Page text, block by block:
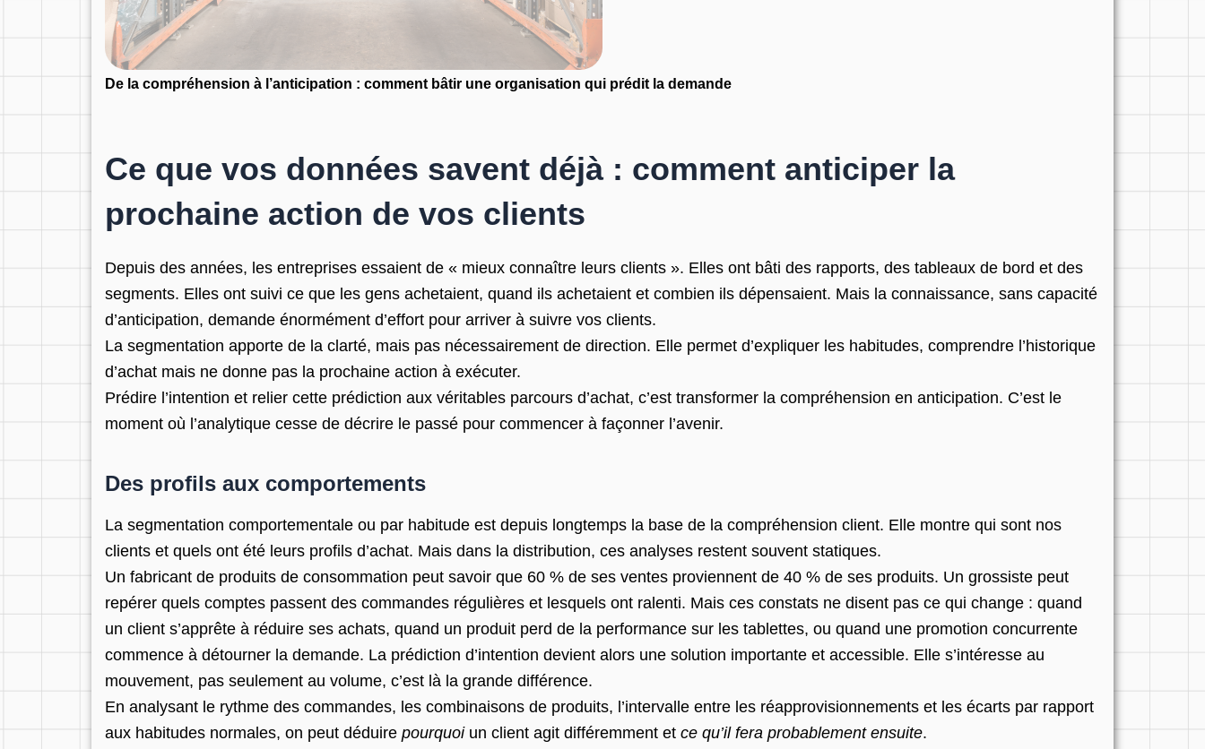
De la compréhension à l’anticipation : comment bâtir une organisation qui prédit la demande
Ce que vos données savent déjà : comment anticiper la
prochaine action de vos clients
Depuis des années, les entreprises essaient de « mieux connaître leurs clients ». Elles ont bâti des rapports, des tableaux de bord et des
segments. Elles ont suivi ce que les gens achetaient, quand ils achetaient et combien ils dépensaient. Mais la connaissance, sans capacité
d’anticipation, demande énormément d’effort pour arriver à suivre vos clients.
La segmentation apporte de la clarté, mais pas nécessairement de direction. Elle permet d’expliquer les habitudes, comprendre l’historique
d’achat mais ne donne pas la prochaine action à exécuter.
Prédire l’intention et relier cette prédiction aux véritables parcours d’achat, c’est transformer la compréhension en anticipation. C’est le
moment où l’analytique cesse de décrire le passé pour commencer à façonner l’avenir.
Des profils aux comportements
La segmentation comportementale ou par habitude est depuis longtemps la base de la compréhension client. Elle montre qui sont nos
clients et quels ont été leurs profils d’achat. Mais dans la distribution, ces analyses restent souvent statiques.
Un fabricant de produits de consommation peut savoir que 60 % de ses ventes proviennent de 40 % de ses produits. Un grossiste peut
repérer quels comptes passent des commandes régulières et lesquels ont ralenti. Mais ces constats ne disent pas ce qui change : quand
un client s’apprête à réduire ses achats, quand un produit perd de la performance sur les tablettes, ou quand une promotion concurrente
commence à détourner la demande. La prédiction d’intention devient alors une solution importante et accessible. Elle s’intéresse au
mouvement, pas seulement au volume, c’est là la grande différence.
En analysant le rythme des commandes, les combinaisons de produits, l’intervalle entre les réapprovisionnements et les écarts par rapport
aux habitudes normales, on peut déduire pourquoiun client agit différemment et ce qu’il fera probablement ensuite.